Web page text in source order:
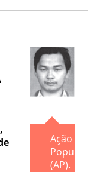
. V
Ação
Popular
(AP).